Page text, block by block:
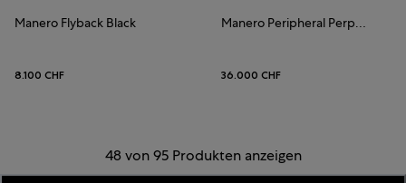
Manero Flyback Black
8.100 CHF
Manero Peripheral Perpetual Calendar Black
36.000 CHF
48 von 95 Produkten anzeigen